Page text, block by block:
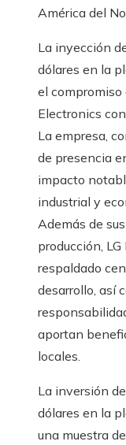
América del
La inyección
dólares en la
el compromiso
Electronics
La empresa,
de presencia
impacto
industrial y
Además de
producción,
respaldado
desarrollo, así
aportan
locales.
La inversión
dólares en la
una muestra